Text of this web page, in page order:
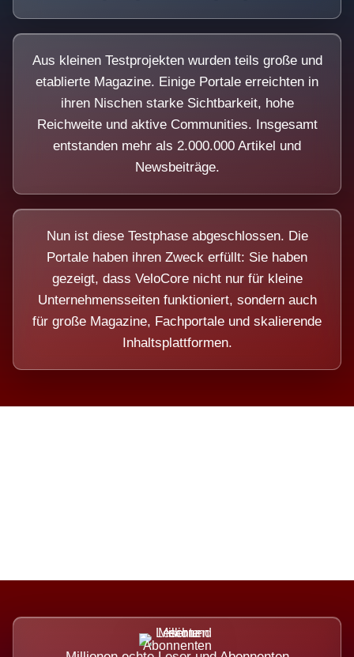
Aus kleinen Testprojekten wurden teils große und
etablierte Magazine. Einige Portale erreichten in
ihren Nischen starke Sichtbarkeit, hohe
Reichweite und aktive Communities. Insgesamt
entstanden mehr als 2.000.000 Artikel und
Newsbeiträge.
Nun ist diese Testphase abgeschlossen. Die
Portale haben ihren Zweck erfüllt: Sie haben
gezeigt, dass VeloCore nicht nur für kleine
Unternehmensseiten funktioniert, sondern auch
für große Magazine, Fachportale und skalierende
Inhaltsplattformen.